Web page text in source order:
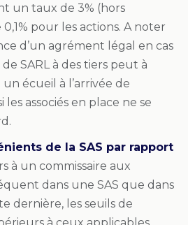
un taux de 3% (hors
pour les actions. A noter
d’un agrément légal en cas
SARL à des tiers peut à
écueil à l’arrivée de
les associés en place ne se
de la SAS par rapport
à un commissaire aux
dans une SAS que dans
dernière, les seuils de
à ceux applicables